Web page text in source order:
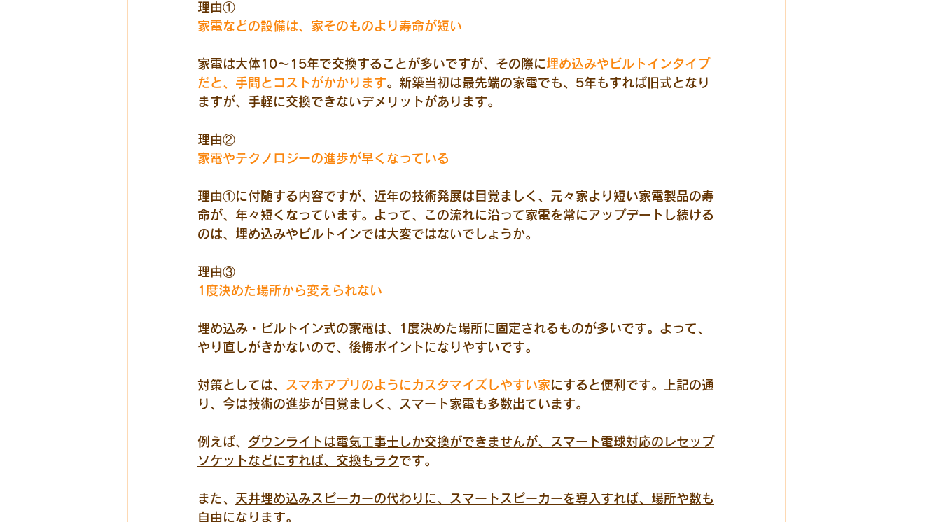
理由①
家電などの設備は、家そのものより寿命が短い
家電は大体10～15年で交換することが多いですが、その際に埋め込みやビルトインタイプ
だと、手間とコストがかかります。新築当初は最先端の家電でも、5年もすれば旧式となり
ますが、手軽に交換できないデメリットがあります。
理由②
家電やテクノロジーの進歩が早くなっている
理由①に付随する内容ですが、近年の技術発展は目覚ましく、元々家より短い家電製品の寿
命が、年々短くなっています。よって、この流れに沿って家電を常にアップデートし続ける
のは、埋め込みやビルトインでは大変ではないでしょうか。
理由③
1度決めた場所から変えられない
埋め込み・ビルトイン式の家電は、1度決めた場所に固定されるものが多いです。よって、
やり直しがきかないので、後悔ポイントになりやすいです。
対策としては、 スマホアプリのようにカスタマイズしやすい家にすると便利です。上記の通
り、今は技術の進歩が目覚ましく、スマート家電も多数出ています。
例えば、 ダウンライトは電気工事士しか交換ができませんが、スマート電球対応のレセップ
ソケットなどにすれば、交換もラクです。
また、 天井埋め込みスピーカーの代わりに、スマートスピーカーを導入すれば、場所や数も
自由 になります。